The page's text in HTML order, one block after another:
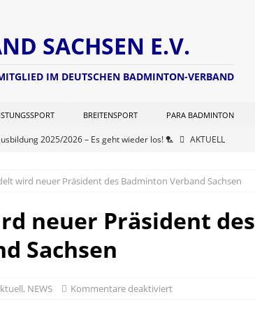
SACHSEN E.V.
IM DEUTSCHEN BADMINTON-VERBAND
BREITENSPORT PARA BADMINTON
2025/2026 – Es geht wieder los! 🏸
AKTUELL
hat seine Seite aktualisiert (Stand: 21.06.2025)
2024/2025 – Finale! 💪🏸
wird neuer Präsident des Badminton Verband Sachsen
neuer Präsident des
Sachsen
, NEWS Kommentare deaktiviert